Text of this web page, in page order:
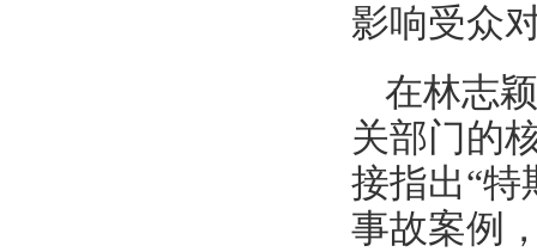
影响受众
在林志
关部门的
接指出“特
事故案例